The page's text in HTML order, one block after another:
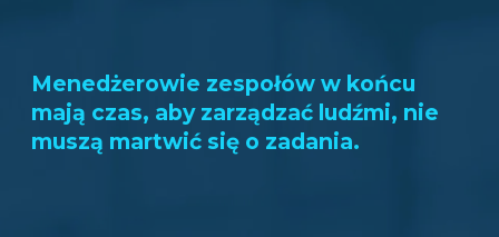
Menedżerowie zespołów w końcu
mają czas, aby zarządzać ludźmi, nie
muszą martwić się o zadania.